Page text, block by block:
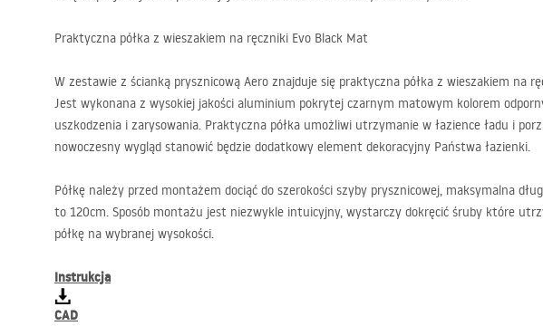
Praktyczna półka z wieszakiem na ręczniki Evo Black Mat
W zestawie z ścianką prysznicową Aero znajduje się praktyczna półka z wieszakiem na
Jest wykonana z wysokiej jakości aluminium pokrytej czarnym matowym kolorem
uszkodzenia i zarysowania. Praktyczna półka umożliwi utrzymanie w łazience ładu i
nowoczesny wygląd stanowić będzie dodatkowy element dekoracyjny Państwa łazienki.
Półkę należy przed montażem dociąć do szerokości szyby prysznicowej, maksymalna
to 120cm. Sposób montażu jest niezwykle intuicyjny, wystarczy dokręcić śruby które
półkę na wybranej wysokości.
Instrukcja
CAD